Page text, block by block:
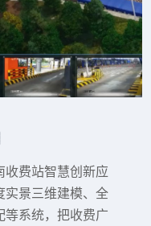
费站智慧创新应
景三维建模、全
等系统，把收费广